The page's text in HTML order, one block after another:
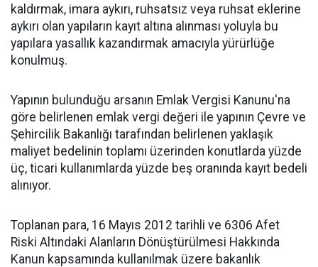
kaldırmak, imara aykırı, ruhsatsız veya ruhsat eklerine
aykırı olan yapıların kayıt altına alınması yoluyla bu
yapılara yasallık kazandırmak amacıyla yürürlüğe
konulmuş.
Yapının bulunduğu arsanın Emlak Vergisi Kanunu'na
göre belirlenen emlak vergi değeri ile yapının Çevre ve
Şehircilik Bakanlığı tarafından belirlenen yaklaşık
maliyet bedelinin toplamı üzerinden konutlarda yüzde
üç, ticari kullanımlarda yüzde beş oranında kayıt bedeli
alınıyor.
Toplanan para, 16 Mayıs 2012 tarihli ve 6306 Afet
Riski Altındaki Alanların Dönüştürülmesi Hakkında
Kanun kapsamında kullanılmak üzere bakanlık